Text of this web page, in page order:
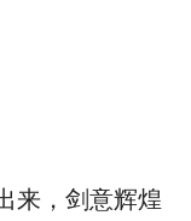
，剑意辉煌